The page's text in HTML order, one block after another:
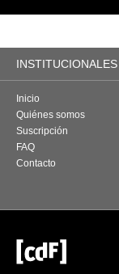
INSTITUCIONALES
Inicio
Quiénes somos
Suscripción
FAQ
Contacto